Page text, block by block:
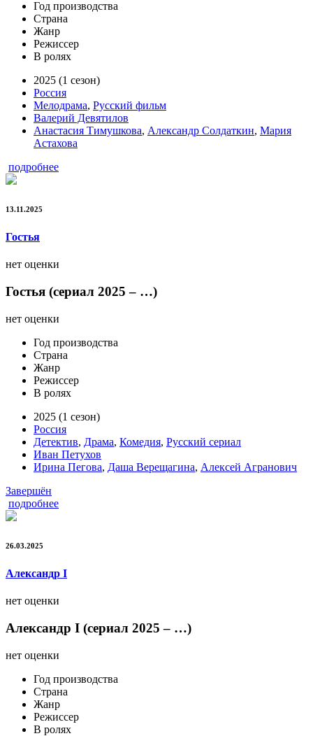
Год производства
Страна
Жанр
Режиссер
В ролях
2025 (1 сезон)
Россия
Мелодрама, Русский фильм
Валерий Девятилов
Анастасия Тимушкова, Александр Солдаткин, Мария
Астахова
подробнее
13.11.2025
Гостья
нет оценки
Гостья (сериал 2025 – …)
нет оценки
Год производства
Страна
Жанр
Режиссер
В ролях
2025 (1 сезон)
Россия
Детектив, Драма, Комедия, Русский сериал
Иван Петухов
Ирина Пегова, Даша Верещагина, Алексей Агранович
Завершён
подробнее
26.03.2025
Александр I
нет оценки
Александр I (сериал 2025 – …)
нет оценки
Год производства
Страна
Жанр
Режиссер
В ролях